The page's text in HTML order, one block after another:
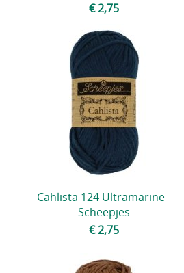
€ 2,75
Cahlista 124 Ultramarine -
Scheepjes
€ 2,75